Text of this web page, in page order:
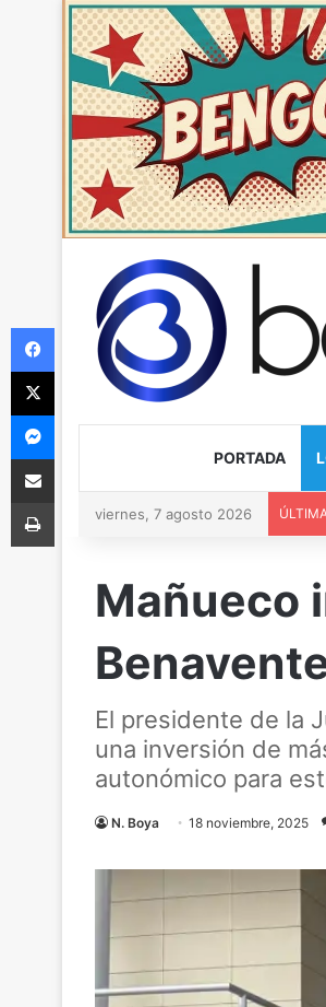
PORTADA
viernes, 7 agosto 2026
Mañueco
El presidente de la
una inversión de
autonómico para
N. Boya 18 noviembre, 2025
Facebook
X
Messenger
Compartir via Email